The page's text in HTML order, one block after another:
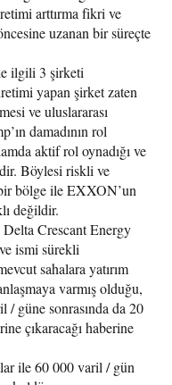
arttırma fikri ve
uzanan bir süreçte
ilgili 3 şirketi
yapan şirket zaten
ve uluslararası
damadının rol
aktif rol oynadığı ve
Böylesi riskli ve
bölge ile EXXON’un
değildir.
Crescant Energy
ismi sürekli
sahalara yatırım
varmış olduğu,
güne sonrasında da 20
çıkaracağı haberine
ile 60 000 varil / gün